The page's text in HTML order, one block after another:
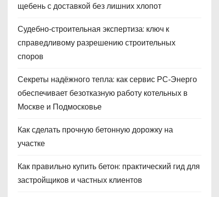
щебень с доставкой без лишних хлопот
Судебно‑строительная экспертиза: ключ к
справедливому разрешению строительных
споров
Секреты надёжного тепла: как сервис РС‑Энерго
обеспечивает безотказную работу котельных в
Москве и Подмосковье
Как сделать прочную бетонную дорожку на
участке
Как правильно купить бетон: практический гид для
застройщиков и частных клиентов